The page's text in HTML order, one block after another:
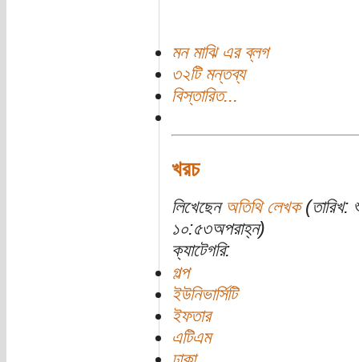
মন মাঝি এর ব্লগ
৩২টি মন্তব্য
বিস্তারিত...
খরচ
লিখেছেন অতিথি লেখক(তারিখ:
১০:৫৩অপরাহ্ন)
ক্যাটেগরি:
গল্প
ইউনিভার্সিটি
ইফতার
এটিএম